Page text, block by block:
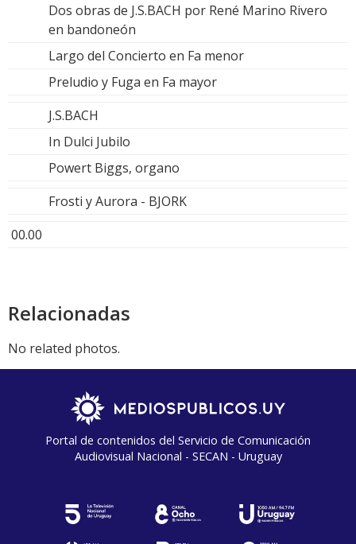
Dos obras de J.S.BACH por René Marino Rivero
en bandoneón
Largo del Concierto en Fa menor
Preludio y Fuga en Fa mayor
J.S.BACH
In Dulci Jubilo
Powert Biggs, organo
Frosti y Aurora - BJORK
00.00
Relacionadas
No related photos.
Portal de contenidos del Servicio de Comunicación
Audiovisual Nacional - SECAN - Uruguay